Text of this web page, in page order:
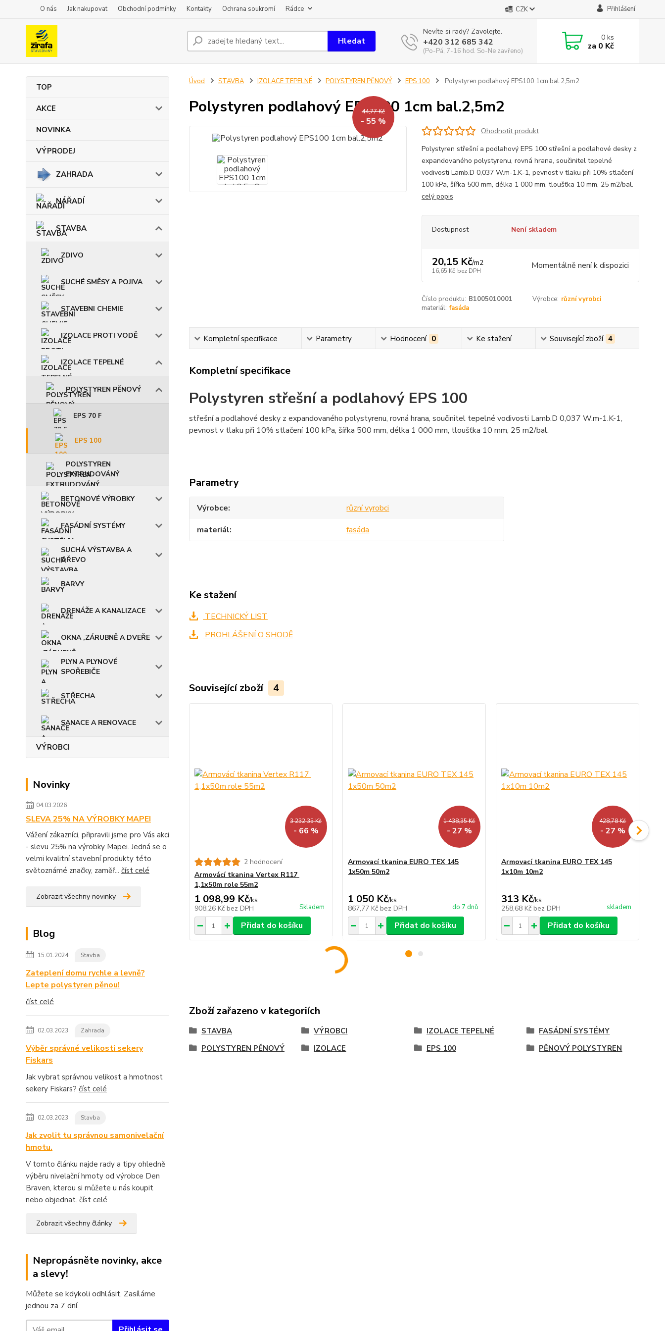
O nás Jak nakupovat Obchodní podmínky Kontakty Ochrana soukromí Rádce CZK Přihlášení
Hledat
Nevíte si rady? Zavolejte.
+420 312 685 342
(Po-Pá, 7-16 hod. So-Ne zavřeno)
0ks
za 0 Kč
TOP
AKCE
NOVINKA
VÝPRODEJ
ZAHRADA
NÁŘADÍ
STAVBA
ZDIVO
SUCHÉ SMĚSY A POJIVA
STAVEBNI CHEMIE
IZOLACE PROTI VODĚ
IZOLACE TEPELNÉ
POLYSTYREN PĚNOVÝ
EPS 70 F
EPS 100
POLYSTYREN
EXTRUDOVÁNÝ
BETONOVÉ VÝROBKY
FASÁDNÍ SYSTÉMY
SUCHÁ VÝSTAVBA A
DŘEVO
BARVY
DRENÁŽE A KANALIZACE
OKNA ,ZÁRUBNĚ A DVEŘE
PLYN A PLYNOVÉ
SPOŘEBIČE
STŘECHA
SANACE A RENOVACE
VÝROBCI
Novinky
04.03.2026
SLEVA 25% NA VÝROBKY MAPEI
Vážení zákazníci, připravili jsme pro Vás akci
- slevu 25% na výrobky Mapei. Jedná se o
velmi kvalitní stavební produkty této
světoznámé značky, zaměř... číst celé
Zobrazit všechny novinky
Blog
15.01.2024 Stavba
Zateplení domu rychle a levně?
Lepte polystyren pěnou!
číst celé
02.03.2023 Zahrada
Výběr správné velikosti sekery
Fiskars
Jak vybrat správnou velikost a hmotnost
sekery Fiskars? číst celé
02.03.2023 Stavba
Jak zvolit tu správnou samonivelační
hmotu.
V tomto článku najde rady a tipy ohledně
výběru nivelační hmoty od výrobce Den
Braven, kterou si můžete u nás koupit
nebo objednat. číst celé
Zobrazit všechny články
Nepropásněte novinky, akce
a slevy!
Můžete se kdykoli odhlásit. Zasíláme
jednou za 7 dní.
Úvod STAVBA IZOLACE TEPELNÉ POLYSTYREN PĚNOVÝ EPS 100 Polystyren podlahový EPS100 1cm bal.2,5m2
Polystyren podlahový EPS100 1cm bal.2,5m2
44,77 Kč
- 55 %
Ohodnotit produkt
Polystyren střešní a podlahový EPS 100 střešní a podlahové desky z
expandovaného polystyrenu, rovná hrana, součinitel tepelné
vodivosti Lamb.D 0,037 W.m-1.K-1, pevnost v tlaku při 10% stlačení
100 kPa, šířka 500 mm, délka 1 000 mm, tloušťka 10 mm, 25 m2/bal.
celý popis
Dostupnost Není skladem
20,15 Kč/m2
16,65 Kč bez DPH Momentálně není k dispozici
Číslo produktu: B1005010001 Výrobce: různí vyrobci
materiál: fasáda
Kompletní specifikace Parametry Hodnocení 0 Ke stažení Související zboží 4
Kompletní specifikace
Polystyren střešní a podlahový EPS 100
střešní a podlahové desky z expandovaného polystyrenu, rovná hrana, součinitel tepelné vodivosti Lamb.D 0,037 W.m-1.K-1,
pevnost v tlaku při 10% stlačení 100 kPa, šířka 500 mm, délka 1 000 mm, tloušťka 10 mm, 25 m2/bal.
Parametry
Výrobce
různí vyrobci
materiál
fasáda
Ke stažení
TECHNICKÝ LIST
PROHLÁŠENÍ O SHODĚ
Související zboží 4
3 232,35 Kč
- 66 %
2 hodnocení
Armovácí tkanina Vertex R117
1,1x50m role 55m2
1 098,99 Kč/ks
908,26 Kč bez DPH Skladem
Přidat do košíku
1 438,35 Kč
- 27 %
Armovací tkanina EURO TEX 145
1x50m 50m2
1 050 Kč/ks
867,77 Kč bez DPH do 7 dnů
Přidat do košíku
428,78 Kč
- 27 %
Armovací tkanina EURO TEX 145
1x10m 10m2
313 Kč/ks
258,68 Kč bez DPH skladem
Přidat do košíku
Zboží zařazeno v kategoriích
STAVBA VÝROBCI IZOLACE TEPELNÉ
FASÁDNÍ SYSTÉMY
POLYSTYREN PĚNOVÝ
IZOLACE EPS 100 PĚNOVÝ POLYSTYREN